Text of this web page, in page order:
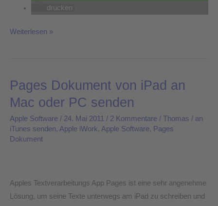
drucken
Weiterlesen »
Pages Dokument von iPad an
Mac oder PC senden
Apple Software / 24. Mai 2011 / 2 Kommentare / Thomas / an
iTunes senden, Apple iWork, Apple Software, Pages
Dokument
Apples Textverarbeitungs App Pages ist eine sehr angenehme
Lösung, um seine Texte unterwegs am iPad zu schreiben und
Pages
Dokument
von
iPad
an
senden